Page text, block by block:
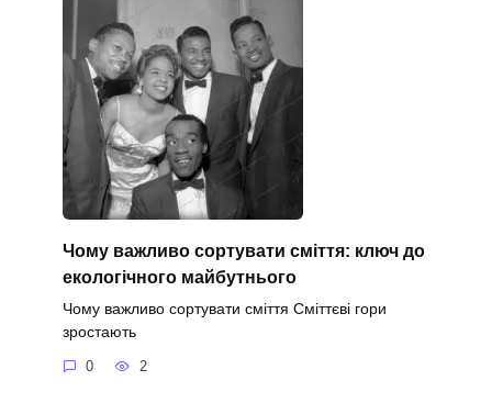
Чому важливо сортувати сміття: ключ до
екологічного майбутнього
Чому важливо сортувати сміття Сміттєві гори
зростають
0 2